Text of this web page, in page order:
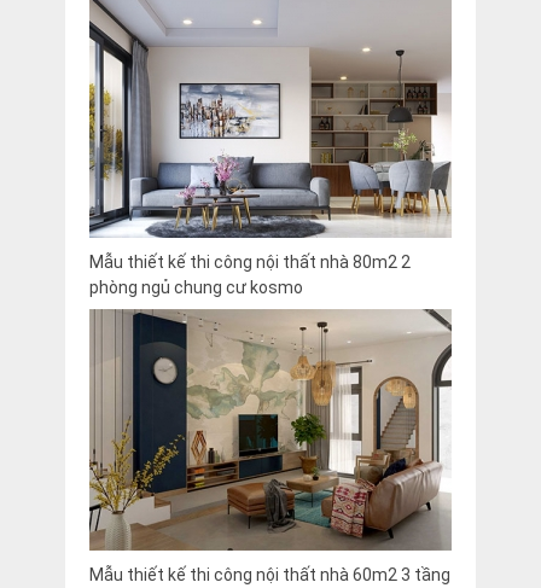
Mẫu thiết kế thi công nội thất nhà 80m2 2
phòng ngủ chung cư kosmo
Mẫu thiết kế thi công nội thất nhà 60m2 3 tầng